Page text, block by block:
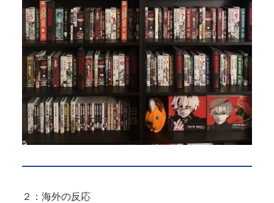
２：海外の反応